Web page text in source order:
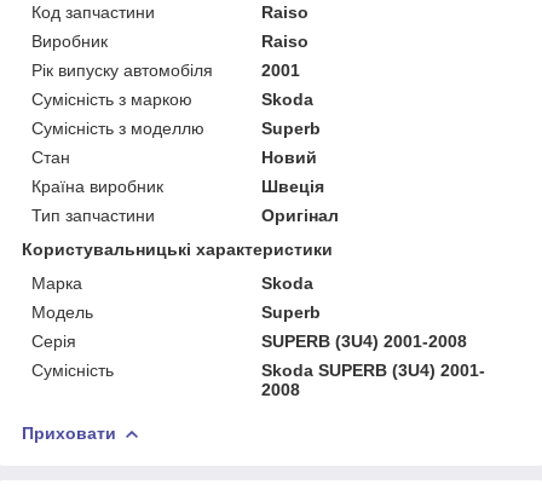
Код запчастини
Raiso
Виробник
Raiso
Рік випуску автомобіля
2001
Сумісність з маркою
Skoda
Сумісність з моделлю
Superb
Стан
Новий
Країна виробник
Швеція
Тип запчастини
Оригінал
Користувальницькі характеристики
Марка
Skoda
Мoдель
Superb
Серія
SUPERB (3U4) 2001-2008
Сумісність
Skoda SUPERB (3U4) 2001-
2008
Приховати